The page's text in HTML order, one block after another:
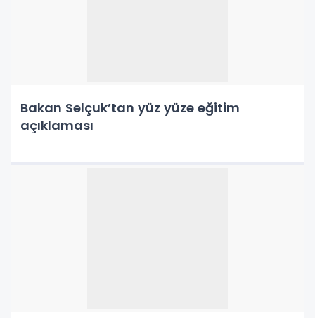
Bakan Selçuk’tan yüz yüze eğitim
açıklaması